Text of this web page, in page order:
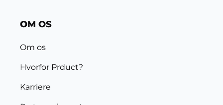
OM OS
Om os
Hvorfor Prduct?
Karriere